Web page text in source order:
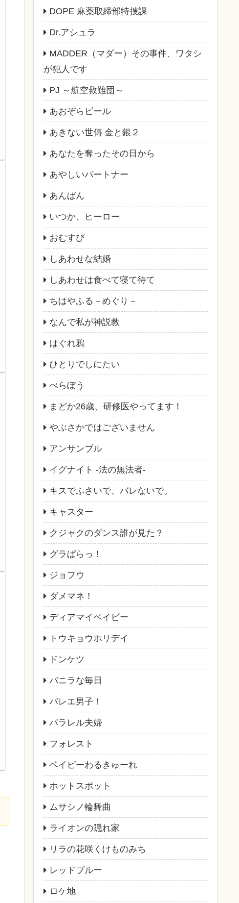
DOPE 麻薬取締部特捜課
Dr.アシュラ
MADDER（マダー）その事件、ワタシ
が犯人です
PJ ～航空救難団～
あおぞらビール
あきない世傳 金と銀２
あなたを奪ったその日から
あやしいパートナー
あんぱん
いつか、ヒーロー
おむすび
しあわせな結婚
しあわせは食べて寝て待て
ちはやふる－めぐり－
なんで私が神説教
はぐれ鴉
ひとりでしにたい
べらぼう
まどか26歳、研修医やってます！
やぶさかではございません
アンサンブル
イグナイト -法の無法者-
キスでふさいで、バレないで。
キャスター
クジャクのダンス誰が見た？
グラぱらっ！
ジョフウ
ダメマネ！
ディアマイベイビー
トウキョウホリデイ
ドンケツ
バニラな毎日
バレエ男子！
パラレル夫婦
フォレスト
ベイビーわるきゅーれ
ホットスポット
ムサシノ輪舞曲
ライオンの隠れ家
リラの花咲くけものみち
レッドブルー
ロケ地